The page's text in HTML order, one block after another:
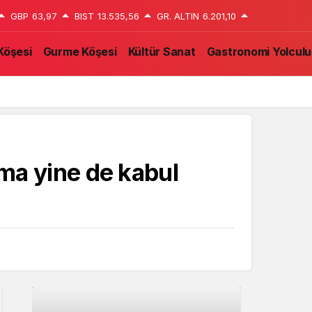
GBP 63,97 BIST 13.535,56 GR. ALTIN 6.201,10
Gurme Köşesi Kültür Sanat Gastronomi
yine de kabul